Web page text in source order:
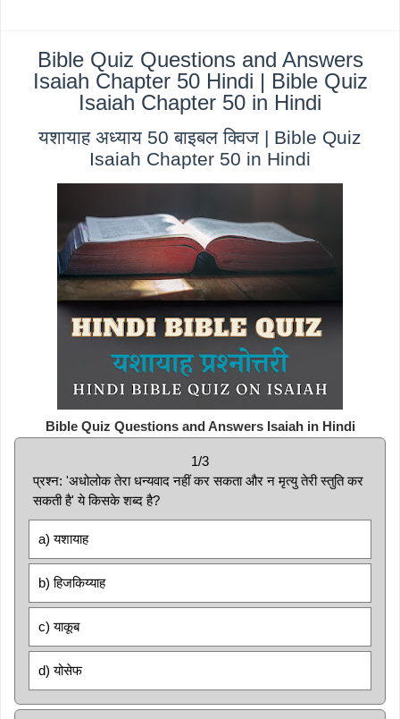
Bible Quiz Questions and Answers
Isaiah Chapter 50 Hindi | Bible Quiz
Isaiah Chapter 50 in Hindi
यशायाह अध्याय 50 बाइबल क्विज | Bible Quiz
Isaiah Chapter 50 in Hindi
Bible Quiz Questions and Answers Isaiah in Hindi
1/3
प्रश्न: 'अधोलोक तेरा धन्यवाद नहीं कर सकता और न मृत्यु तेरी स्तुति कर
सकती है' ये किसके शब्द है?
a) यशायाह
b) हिजकिय्याह
c) याकूब
d) योसेफ